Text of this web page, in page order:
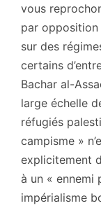
vous
par opposition
sur des
certains
Bachar al-
large échelle
réfugiés
campisme »
explicitement
à un « ennemi
impérialisme